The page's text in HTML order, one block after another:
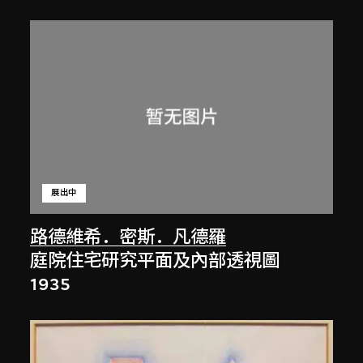
路德維希．密斯．凡德羅
展出中
庭院住宅研究平面及內部透視圖
1935